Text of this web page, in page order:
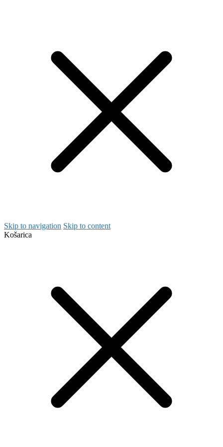
Skip to navigation Skip to content
Košarica